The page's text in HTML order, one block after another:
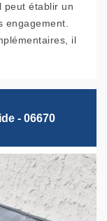
peut établir un
engagement.
il
- 06670